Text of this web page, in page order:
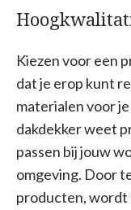
Kiezen voor een
dat je erop kunt
materialen voor
dakdekker weet
passen bij jouw
omgeving. Door
producten, wordt